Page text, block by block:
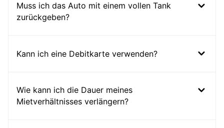
Muss ich das Auto mit einem vollen Tank
zurückgeben?
Kann ich eine Debitkarte verwenden?
Wie kann ich die Dauer meines
Mietverhältnisses verlängern?